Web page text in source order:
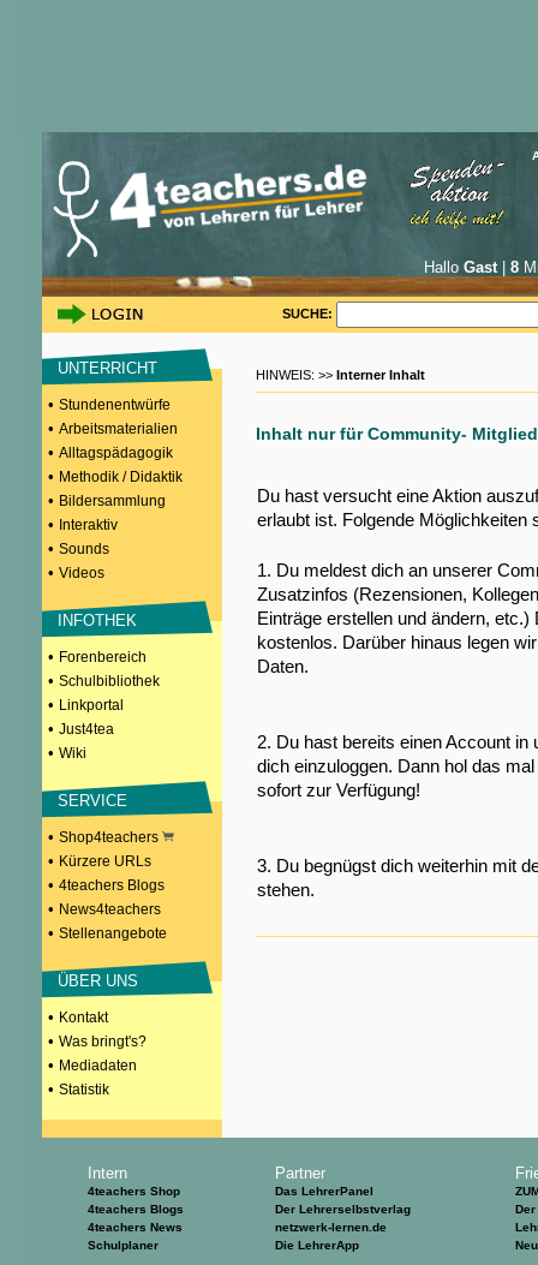
Hallo Gast| 8
SUCHE:
UNTERRICHT
• Stundenentwürfe
• Arbeitsmaterialien
• Alltagspädagogik
• Methodik / Didaktik
• Bildersammlung
• Interaktiv
• Sounds
• Videos
INFOTHEK
• Forenbereich
• Schulbibliothek
• Linkportal
• Just4tea
• Wiki
SERVICE
• Shop4teachers
• Kürzere URLs
• 4teachers Blogs
• News4teachers
• Stellenangebote
ÜBER UNS
• Kontakt
• Was bringt's?
• Mediadaten
• Statistik
HINWEIS: >> Interner Inhalt
Inhalt nur für Community-
Du hast versucht eine Aktion
erlaubt ist. Folgende Möglichkeiten
1. Du meldest dich an unserer
Zusatzinfos (Rezensionen,
Einträge erstellen und ändern,
kostenlos. Darüber hinaus legen
Daten.
2. Du hast bereits einen Account
dich einzuloggen. Dann hol das
sofort zur Verfügung!
3. Du begnügst dich weiterhin mit
stehen.
Intern
4teachers Shop
4teachers Blogs
4teachers News
Schulplaner
Partner
Das LehrerPanel
Der Lehrerselbstverlag
netzwerk-lernen.de
Die LehrerApp